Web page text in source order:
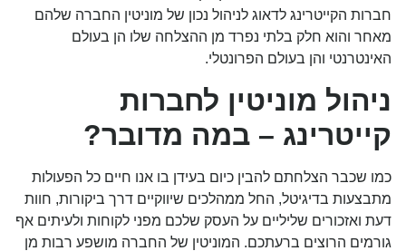
חברות הקייטרינג לדאוג לניהול נכון של מוניטין החברה שלהם
מאחר והוא חלק בלתי נפרד מן ההצלחה שלו הן בעולם
האינטרנטי והן בעולם הפרונטלי.
ניהול מוניטין לחברות
קייטרינג – במה מדובר?
כמו שכבר הצלחתם להבין כיום בעידן בו אנו חיים כל הפעולות
מתבצעות בדיגיטל, החל ממהלכים שיווקיים דרך ביקורות, חוות
דעת ואזכורים שליליים על העסק שלכם מפני לקוחות ולעיתים אף
גורמים הרוצים ברעתכם. המוניטין של החברה מושפע רבות מן